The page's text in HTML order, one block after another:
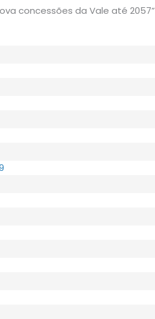
concessões da Vale até 2057”